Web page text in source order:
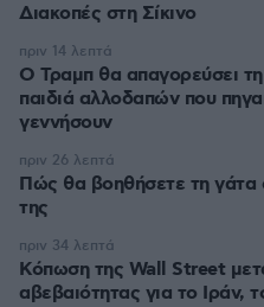
Διακοπές στη Σίκινο
Ο Τραμπ θα απαγορεύσει
παιδιά αλλοδαπών που
γεννήσουν
πριν 14 λεπτά
Πώς θα βοηθήσετε τη γάτα
της
πριν 26 λεπτά
Κόπωση της Wall Street
αβεβαιότητας για το Ιράν,
πριν 34 λεπτά